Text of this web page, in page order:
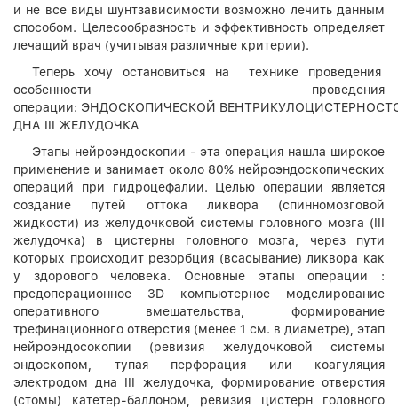
и не все виды шунтзависимости возможно лечить данным
способом. Целесообразность и эффективность определяет
лечащий врач (учитывая различные критерии).
Теперь хочу остановиться на технике проведения
особенности проведения
операции: ЭНДОСКОПИЧЕСКОЙ
ДНА III ЖЕЛУДОЧКА
Этапы нейроэндоскопии - эта операция нашла широкое
применение и занимает около 80% нейроэндоскопических
операций при гидроцефалии. Целью операции является
создание путей оттока ликвора (спинномозговой
жидкости) из желудочковой системы головного мозга (III
желудочка) в цистерны головного мозга, через пути
которых происходит резорбция (всасывание) ликвора как
у здорового человека. Основные этапы операции :
предоперационное 3D компьютерное моделирование
оперативного вмешательства, формирование
трефинационного отверстия (менее 1 см. в диаметре), этап
нейроэндосокопии (ревизия желудочковой системы
эндоскопом, тупая перфорация или коагуляция
электродом дна III желудочка, формирование отверстия
(стомы) катетер-баллоном, ревизия цистерн головного